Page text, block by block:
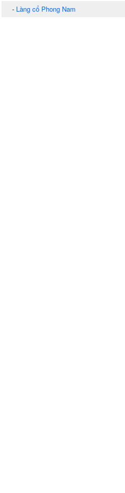
- Làng cổ Phong Nam